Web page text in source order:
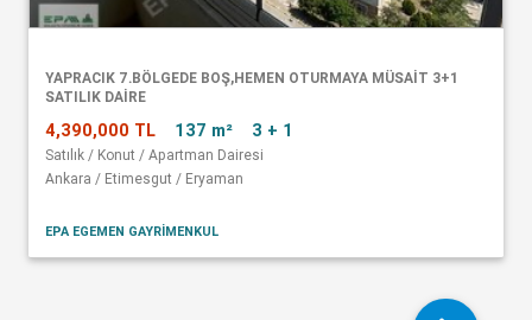
YAPRACIK 7.BÖLGEDE BOŞ,HEMEN OTURMAYA MÜSAİT 3+1
SATILIK DAİRE
4,390,000 TL 137 m² 3 + 1
Satılık / Konut / Apartman Dairesi
Ankara / Etimesgut / Eryaman
EPA EGEMEN GAYRİMENKUL